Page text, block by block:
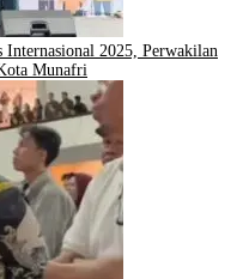
2025, Perwakilan
Munafri